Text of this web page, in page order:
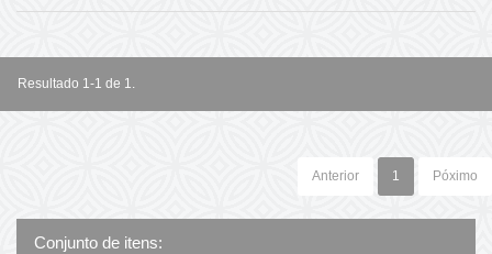
Resultado 1-1 de 1.
Anterior 1 Póximo
Conjunto de itens: